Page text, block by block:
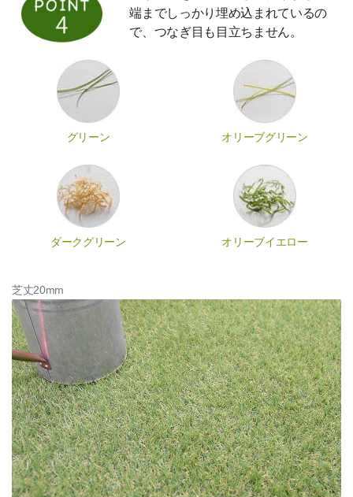
端までしっかり埋め込まれているの
で、つなぎ目も目立ちません。
グリーン オリーブグリーン
ダークグリーン オリーブイエロー
芝丈20mm